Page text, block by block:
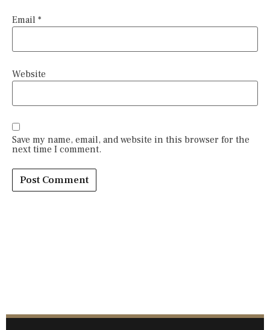
Email *
Website
Save my name, email, and website in this browser for the
next time I comment.